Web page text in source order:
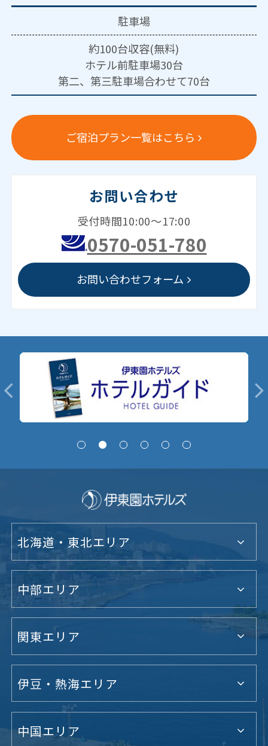
駐車場
約100台収容(無料)
ホテル前駐車場30台
第二、第三駐車場合わせて70台
ご宿泊プラン一覧はこちら
お問い合わせ
受付時間10:00～17:00
0570-051-780
お問い合わせフォーム
北海道・東北エリア
中部エリア
関東エリア
伊豆・熱海エリア
中国エリア